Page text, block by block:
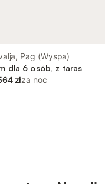
Pag (Wyspa)
dla 6 osób, z taras
złza noc